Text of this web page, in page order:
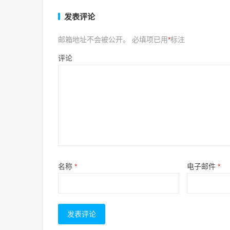
发表评论
邮箱地址不会被公开。 必填项已用*标注
评论
名称 * 电子邮件 *